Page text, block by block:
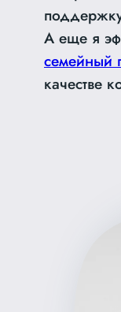
А еще я
семейный
качестве